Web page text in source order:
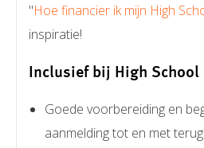
"Hoe financier ik mijn High
inspiratie!
Inclusief bij High
Goede voorbereiding en
aanmelding tot en met